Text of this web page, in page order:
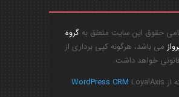
گروه
می باشد، هرگونه کپی برداری از
خواهد داشت.
از
WordPress CRM LoyalAxis